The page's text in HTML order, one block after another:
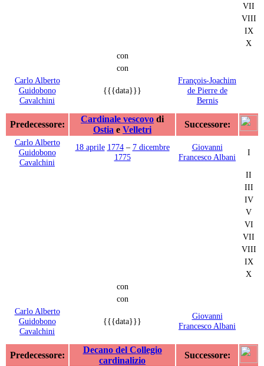
VII
VIII
IX
X
con
con
Carlo Alberto
Guidobono
Cavalchini
{{{data}}}
François-Joachim
de Pierre de
Bernis
Predecessore:
Cardinale vescovo di
Ostia e Velletri
Successore:
Carlo Alberto
Guidobono
Cavalchini
18 aprile 1774– 7 dicembre
1775
Giovanni
Francesco Albani
I
II
III
IV
V
VI
VII
VIII
IX
X
con
con
Carlo Alberto
Guidobono
Cavalchini
{{{data}}}
Giovanni
Francesco Albani
Predecessore:
Decano del Collegio
cardinalizio
Successore: